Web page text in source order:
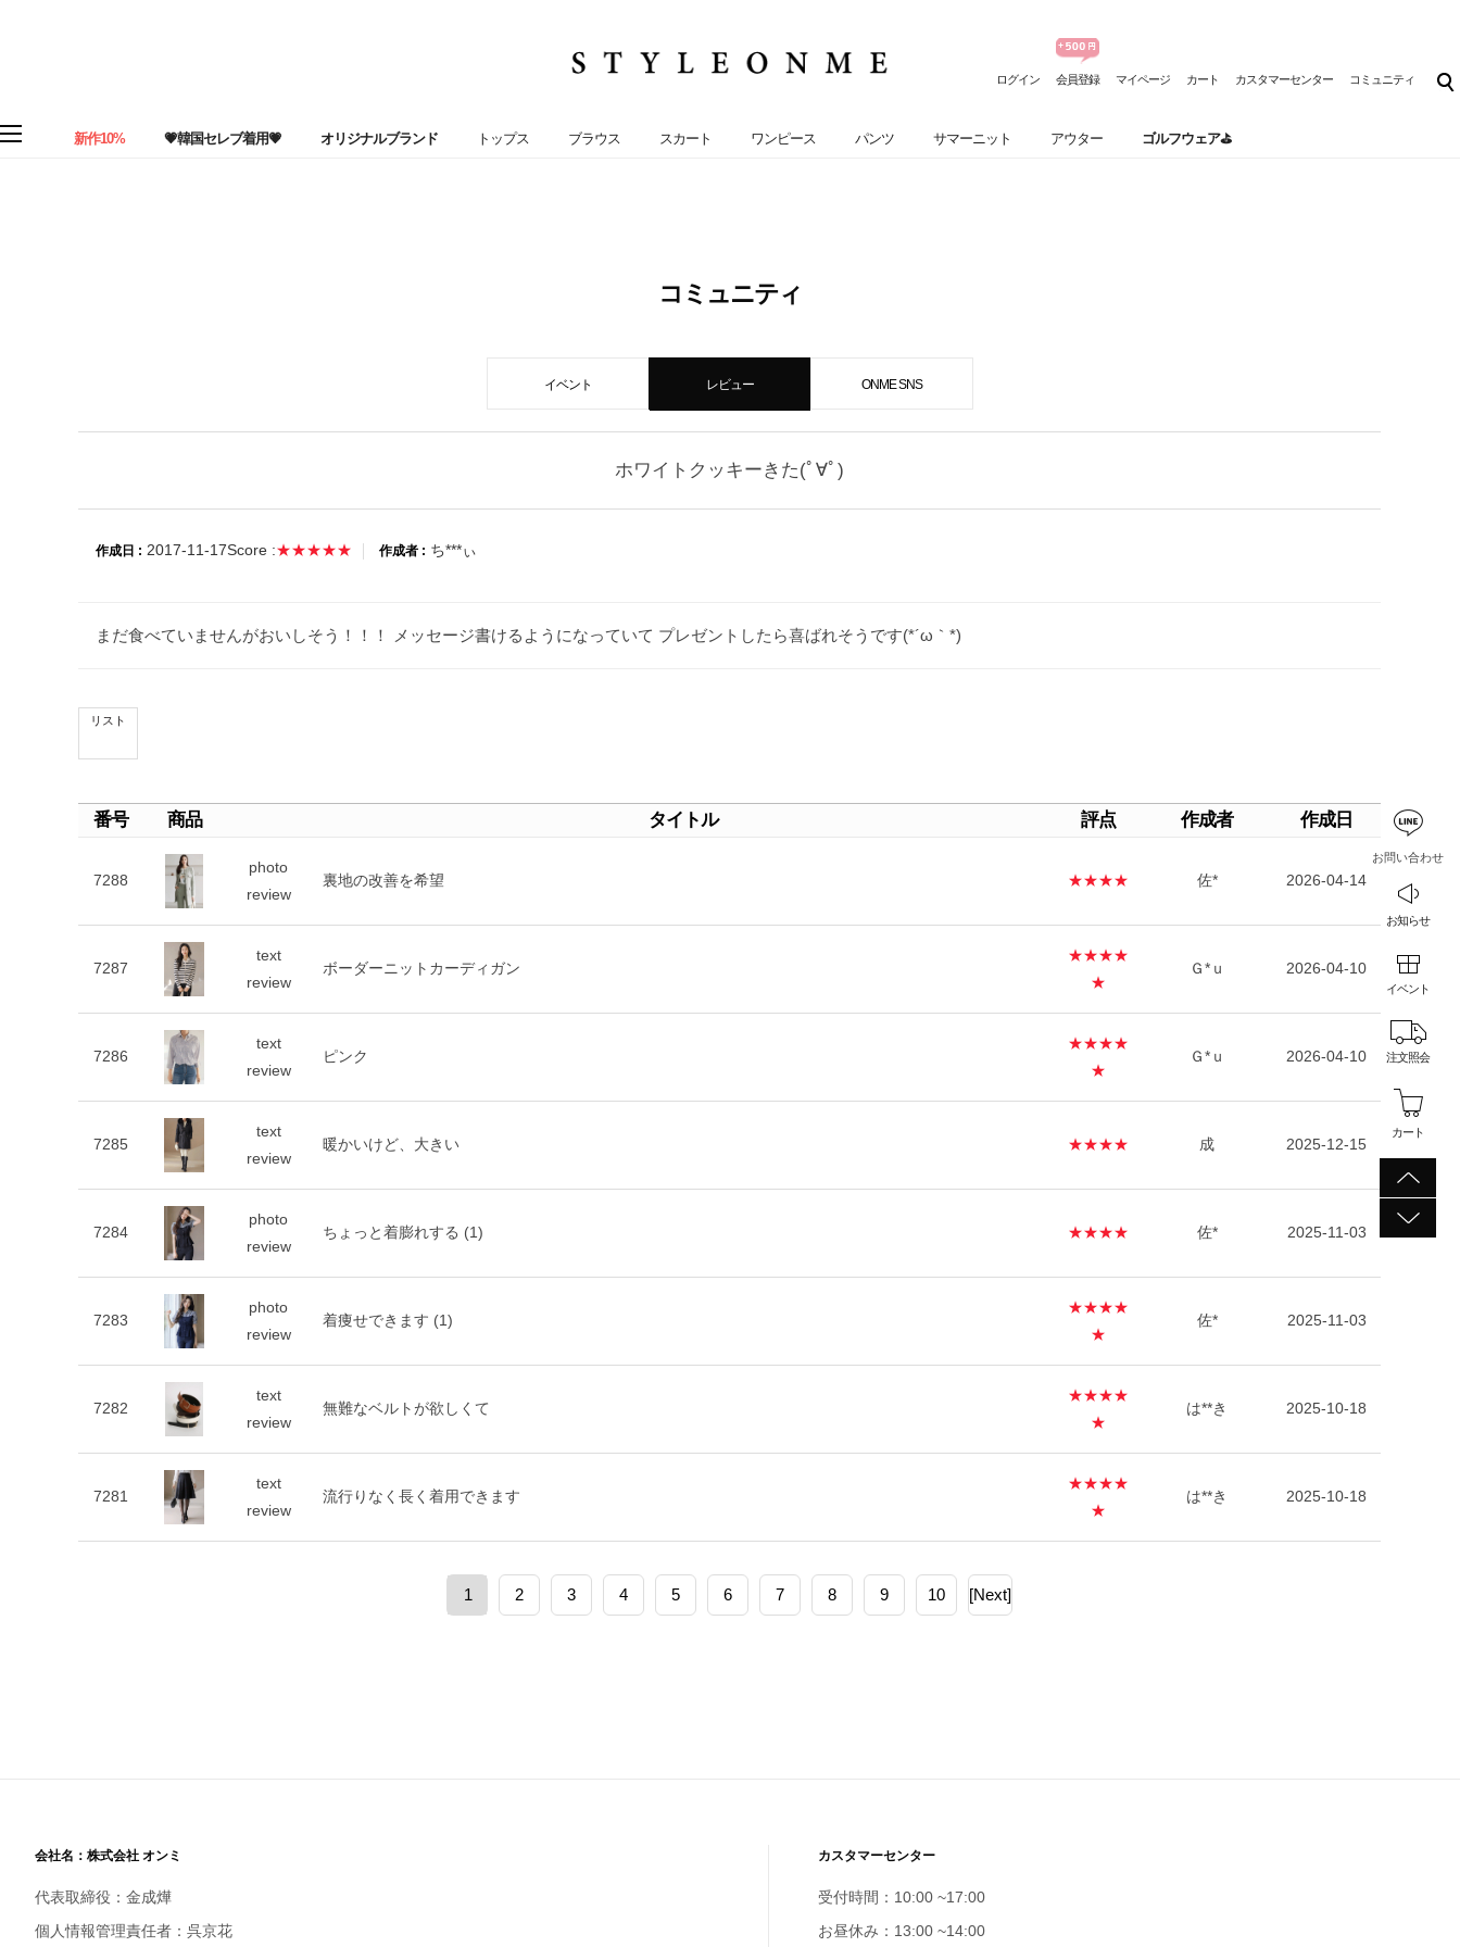
ログイン 会員登録 マイページ カート カスタマーセンター コミュニティ
新作10% 💗韓国セレブ着用💗 オリジナルブランド トップス ブラウス スカート ワンピース パンツ サマーニット アウター ゴルフウェア⛳
お問い合わせ
お知らせ
イベント
注文照会
カート
コミュニティ
イベント レビュー ONME SNS
ホワイトクッキーきた(ﾟ∀ﾟ)
作成日 : 2017-11-17Score :★★★★★ 作成者 : ち***ぃ
まだ食べていませんがおいしそう！！！ メッセージ書けるようになっていて プレゼントしたら喜ばれそうです(*´ω｀*)
リスト
番号 商品 タイトル 評点 作成者 作成日
7288
photo
review
裏地の改善を希望 ★★★★ 佐* 2026-04-14
7287
text
review
ボーダーニットカーディガン
★★★★
★
Ｇ*ｕ 2026-04-10
7286
text
review
ピンク
★★★★
★
Ｇ*ｕ 2026-04-10
7285
text
review
暖かいけど、大きい ★★★★ 成 2025-12-15
7284
photo
review
ちょっと着膨れする (1) ★★★★ 佐* 2025-11-03
7283
photo
review
着痩せできます (1)
★★★★
★
佐* 2025-11-03
7282
text
review
無難なベルトが欲しくて
★★★★
★
は**き 2025-10-18
7281
text
review
流行りなく長く着用できます
★★★★
★
は**き 2025-10-18
1 2 3 4 5 6 7 8 9 10 [Next]
会社名：株式会社 オンミ
代表取締役：金成燁
個人情報管理責任者：呉京花
カスタマーセンター
受付時間：10:00 ~17:00
お昼休み：13:00 ~14:00